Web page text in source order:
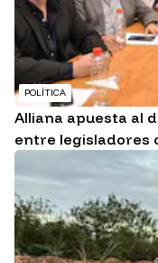
POLÍTICA
Alliana apuesta al
entre legisladores